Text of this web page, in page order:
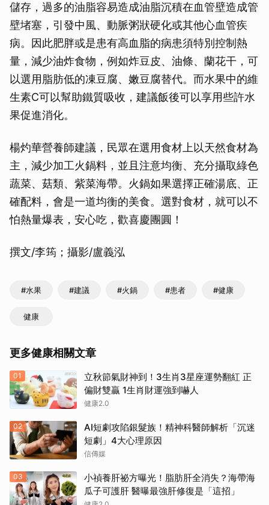
儲存，過多的油脂容易造成油脂沉積在血管壁造成管
壁堵塞，引發中風、動脈粥狀硬化或其他心血管疾
病。因此肥胖或是患有高血脂的病患須特別控制熱
量，減少油炸食物，例如炸豆皮、油條、蘭花干，可
以選用脂肪低的凍豆腐、嫩豆腐替代。而水果中的維
生素C可以幫助鐵質吸收，建議飯後可以享用些許水
果促進消化。
楊灼華營養師建議，民眾在選用食材上以天然食材為
主，減少加工火鍋料，並且注意均衡、充分攝取綠色
蔬菜、菇類、紫菜海帶。火鍋如果選擇正確湯底、正
確配料，會是一道均衡的美食。選對食材，就可以不
怕熱量爆表，安心吃，歡喜慶團圓！
撰文/李筠；攝影/盧義泓
#水果 #建議 #火鍋 #患者 #健康
健康
更多健康相關文章
01
立秋節氣財神到！3生肖3星座運勢翻紅 正
偏財雙贏 1生肖財運強到嚇人
健康2.0
02
AI短劇攻陷銀髮族！精神科醫師解析「沉迷
短劇」4大心理原因
信傳媒
03
小禎養肝祕方曝光！脂肪肝全消失？海帶海
瓜子可護肝 醫曝最強肝修復是「這招」